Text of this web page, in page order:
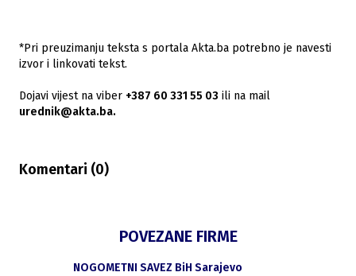
*Pri preuzimanju teksta s portala Akta.ba potrebno je navesti
izvor i linkovati tekst.
Dojavi vijest na viber +387 60 331 55 03 ili na mail
urednik@akta.ba.
Komentari (0)
POVEZANE FIRME
NOGOMETNI SAVEZ BiH Sarajevo